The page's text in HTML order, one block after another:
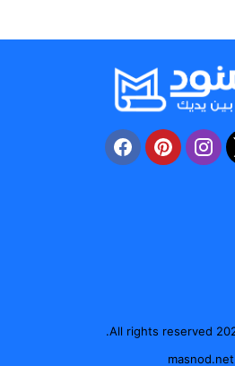
masnod.net